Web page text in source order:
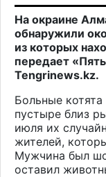
На окраине
обнаружили
из которых
передает
Tengrinews.kz.
Больные котята
пустыре близ
июля их
жителей,
Мужчина был
оставил